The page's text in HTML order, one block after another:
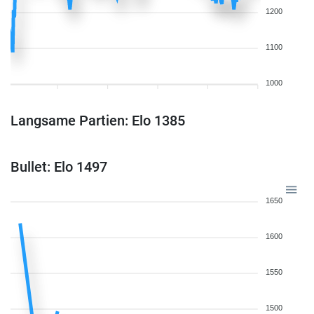
1200
1100
1000
Langsame Partien: Elo 1385
Bullet: Elo 1497
1650
1600
1550
1500